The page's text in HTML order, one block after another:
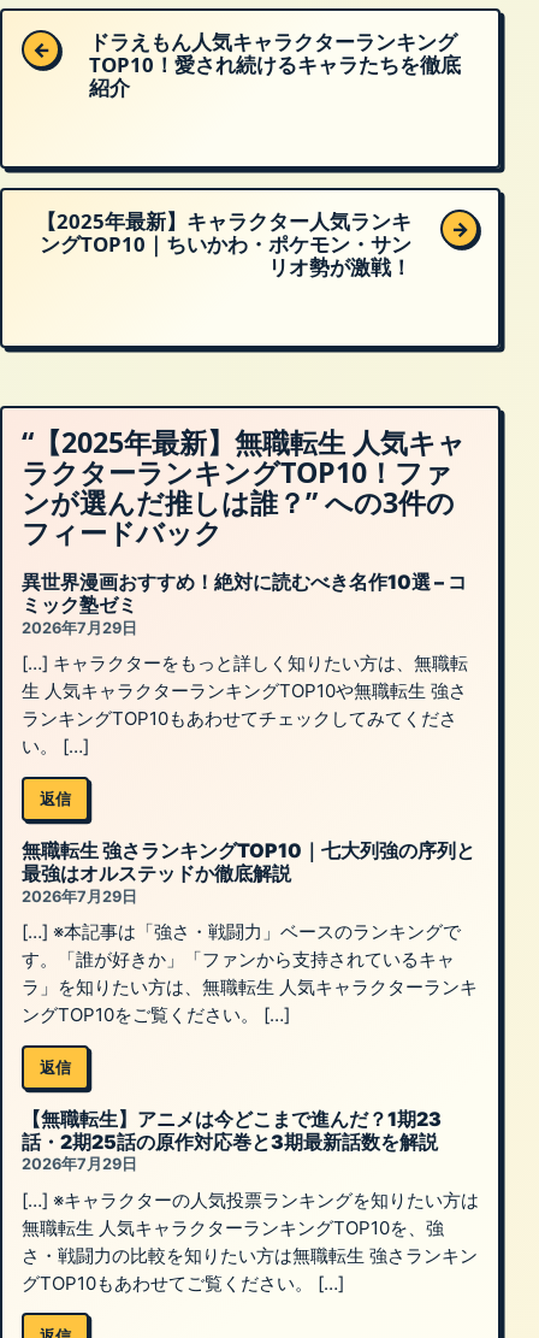
←
ドラえもん人気キャラクターランキング
TOP10！愛され続けるキャラたちを徹底
紹介
【2025年最新】キャラクター人気ランキ
ングTOP10｜ちいかわ・ポケモン・サン
リオ勢が激戦！
→
“【2025年最新】無職転生 人気キャ
ラクターランキングTOP10！ファ
ンが選んだ推しは誰？” への3件の
フィードバック
異世界漫画おすすめ！絶対に読むべき名作10選 – コ
ミック塾ゼミ
2026年7月29日
[…] キャラクターをもっと詳しく知りたい方は、無職転
生 人気キャラクターランキングTOP10や無職転生 強さ
ランキングTOP10もあわせてチェックしてみてくださ
い。 […]
返信
無職転生 強さランキングTOP10｜七大列強の序列と
最強はオルステッドか徹底解説
2026年7月29日
[…] ※本記事は「強さ・戦闘力」ベースのランキングで
す。「誰が好きか」「ファンから支持されているキャ
ラ」を知りたい方は、無職転生 人気キャラクターランキ
ングTOP10をご覧ください。 […]
返信
【無職転生】アニメは今どこまで進んだ？1期23
話・2期25話の原作対応巻と3期最新話数を解説
2026年7月29日
[…] ※キャラクターの人気投票ランキングを知りたい方は
無職転生 人気キャラクターランキングTOP10を、強
さ・戦闘力の比較を知りたい方は無職転生 強さランキン
グTOP10もあわせてご覧ください。 […]